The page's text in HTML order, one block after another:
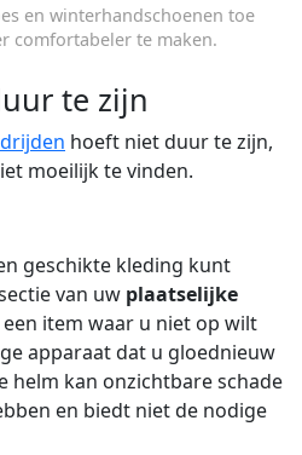
en winterhandschoenen toe
comfortabeler te maken.
te zijn
hoeft niet duur te zijn,
moeilijk te vinden.
geschikte kleding kunt
van uw plaatselijke
een item waar u niet op wilt
apparaat dat u gloednieuw
helm kan onzichtbare schade
en biedt niet de nodige